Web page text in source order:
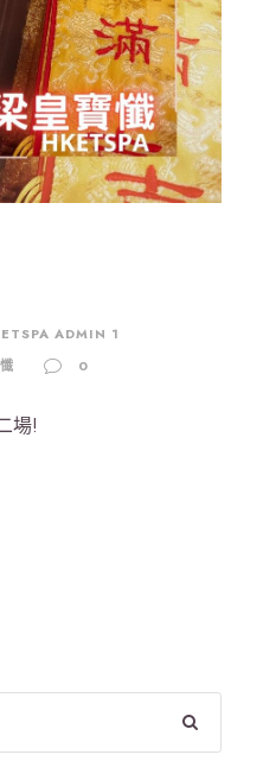
ADMIN 1
0
場!